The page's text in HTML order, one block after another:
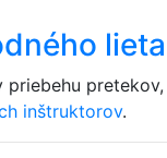
priebehu
inštruktorov.